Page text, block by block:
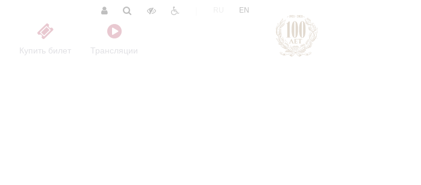
Купить билет Трансляции
EN